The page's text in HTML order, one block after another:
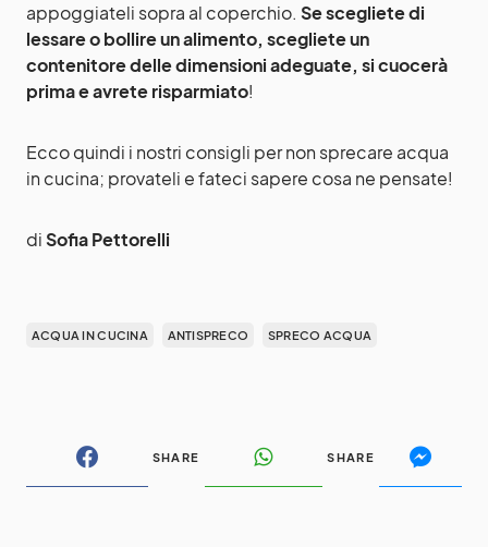
appoggiateli sopra al coperchio. Se scegliete di
lessare o bollire un alimento, scegliete un
contenitore delle dimensioni adeguate, si cuocerà
prima e avrete risparmiato!
Ecco quindi i nostri consigli per non sprecare acqua
in cucina; provateli e fateci sapere cosa ne pensate!
diSofia Pettorelli
ACQUA IN CUCINA ANTISPRECO SPRECO ACQUA
SHARE SHARE